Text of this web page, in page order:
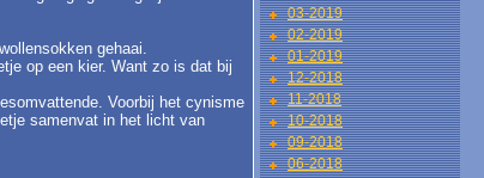
gehaai.
op een kier. Want zo is dat bij
Voorbij het cynisme
samenvat in het licht van
03-2019
02-2019
01-2019
12-2018
11-2018
10-2018
09-2018
06-2018